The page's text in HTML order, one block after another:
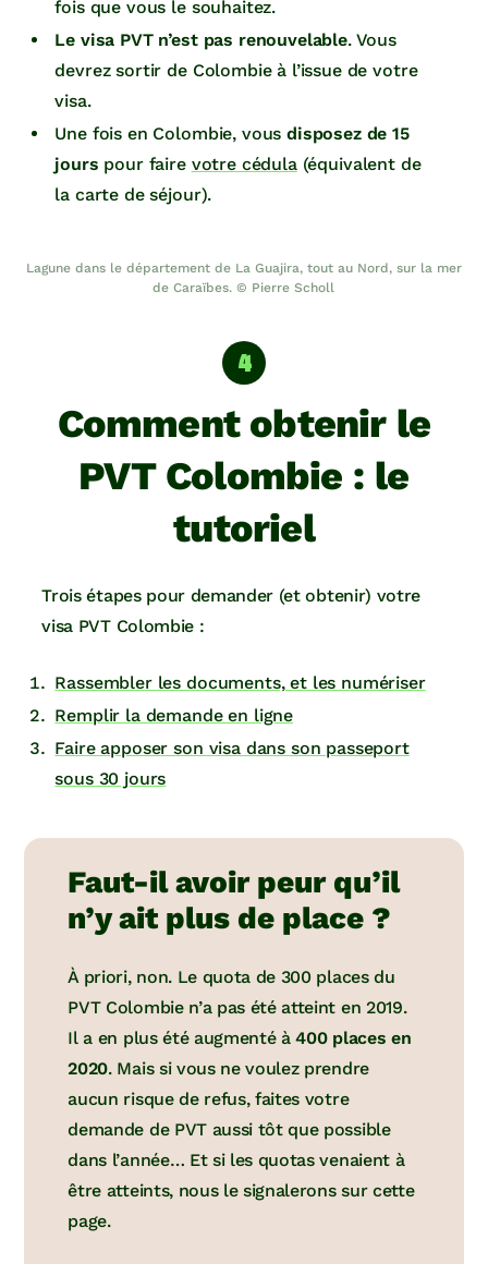
fois que vous le souhaitez.
Le visa PVT n’est pas renouvelable. Vous
devrez sortir de Colombie à l’issue de votre
visa.
Une fois en Colombie, vousdisposez de 15
jours pour faire votre cédula(équivalent de
la carte de séjour).
Lagune dans le département de La Guajira, tout au Nord, sur la mer
de Caraïbes. © Pierre Scholl
Comment obtenir le
PVT Colombie : le
tutoriel
Trois étapes pour demander (et obtenir) votre
visa PVT Colombie :
Rassembler les documents, et les numériser
Remplir la demande en ligne
Faire apposer son visa dans son passeport
sous 30 jours
Faut-il avoir peur qu’il
n’y ait plus de place ?
À priori, non. Le quota de 300 places du
PVT Colombie n’a pas été atteint en 2019.
Il a en plus été augmenté à400 places en
2020. Mais si vous ne voulez prendre
aucun risque de refus, faites votre
demande de PVT aussi tôt que possible
dans l’année… Et si les quotas venaient à
être atteints, nous le signalerons sur cette
page.